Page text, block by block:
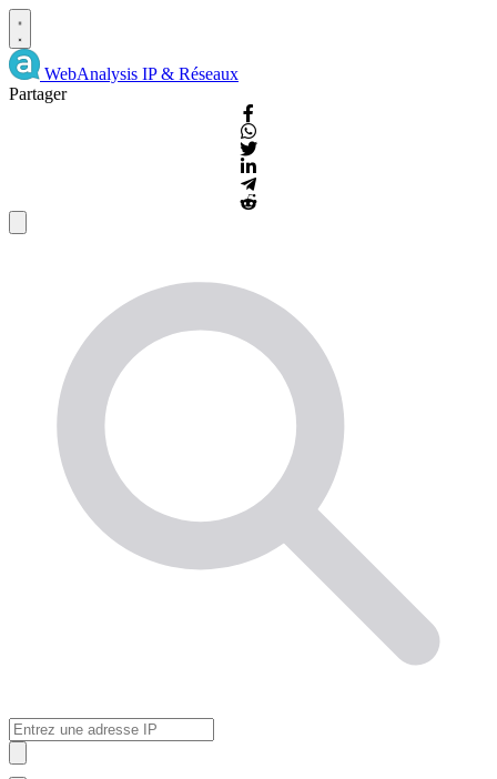
WebAnalysis IP & Réseaux
Partager